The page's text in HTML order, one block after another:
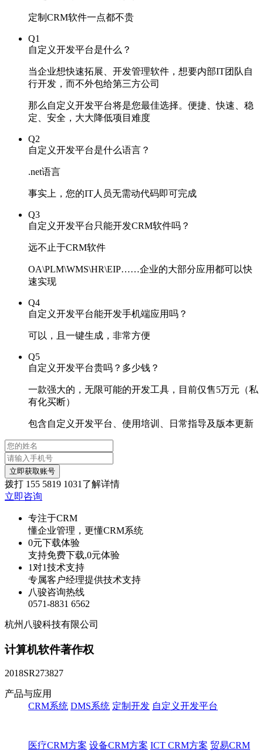
定制CRM软件一点都不贵
Q1
自定义开发平台是什么？
当企业想快速拓展、开发管理软件，想要内部IT团队自
行开发，而不外包给第三方公司
那么自定义开发平台将是您最佳选择。便捷、快速、稳
定、安全，大大降低项目难度
Q2
自定义开发平台是什么语言？
.net语言
事实上，您的IT人员无需动代码即可完成
Q3
自定义开发平台只能开发CRM软件吗？
远不止于CRM软件
OA\PLM\WMS\HR\EIP……企业的大部分应用都可以快
速实现
Q4
自定义开发平台能开发手机端应用吗？
可以，且一键生成，非常方便
Q5
自定义开发平台贵吗？多少钱？
一款强大的，无限可能的开发工具，目前仅售5万元（私
有化买断）
包含自定义开发平台、使用培训、日常指导及版本更新
立即获取账号
拨打 155 5819 1031 了解详情
立即咨询
专注于CRM
懂企业管理，更懂CRM系统
0元下载体验
支持免费下载,0元体验
1对1技术支持
专属客户经理提供技术支持
八骏咨询热线
0571-8831 6562
杭州八骏科技有限公司
计算机软件著作权
2018SR273827
产品与应用
CRM系统 DMS系统 定制开发 自定义开发平台
医疗CRM方案 设备CRM方案 ICT CRM方案 贸易CRM